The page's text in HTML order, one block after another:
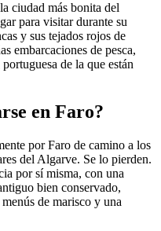
ciudad más bonita del
para visitar durante su
y sus tejados rojos de
embarcaciones de pesca,
de la que están
en Faro?
por Faro de camino a los
del Algarve. Se lo pierden.
por sí misma, con una
bien conservado,
de marisco y una